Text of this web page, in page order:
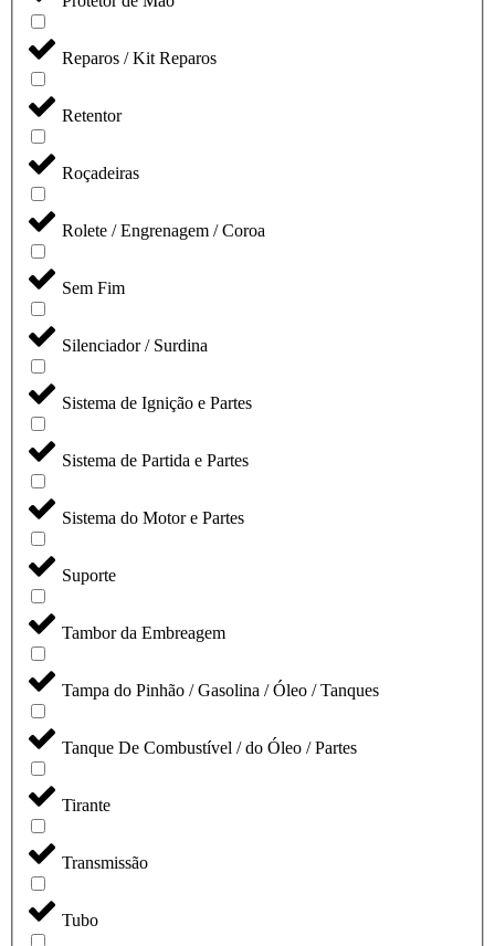
Reparos / Kit Reparos
Retentor
Roçadeiras
Rolete / Engrenagem / Coroa
Sem Fim
Silenciador / Surdina
Sistema de Ignição e Partes
Sistema de Partida e Partes
Sistema do Motor e Partes
Suporte
Tambor da Embreagem
Tampa do Pinhão / Gasolina / Óleo / Tanques
Tanque De Combustível / do Óleo / Partes
Tirante
Transmissão
Tubo